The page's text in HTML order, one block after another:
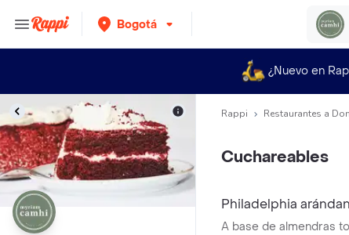
Bogotá
¿Nuevo en
Rappi Restaurantes a
Cuchareables
Philadelphia
A base de almendras